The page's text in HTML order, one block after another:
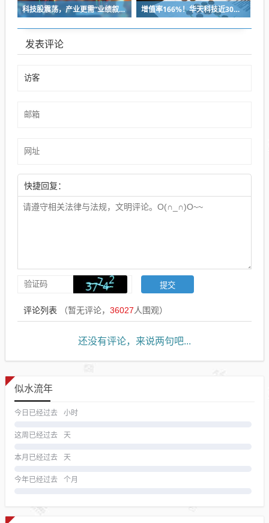
科技股震荡，产业更需“业绩叙事” 增值率166%！华天科技近30亿元并购下周上会，标的华羿微电曾终止IPO
发表评论
快捷回复：
评论列表 （暂无评论， 36027人围观）
还没有评论，来说两句吧...
似水流年
今日已经过去 小时
这周已经过去 天
本月已经过去 天
今年已经过去 个月